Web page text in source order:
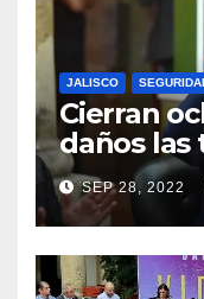
JALISCO
Cierran
daños las
sedes
SEP 28, 2022